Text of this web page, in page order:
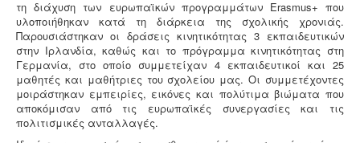
τη διάχυση των ευρωπαϊκών προγραμμάτων Erasmus+ που
υλοποιήθηκαν κατά τη διάρκεια της σχολικής χρονιάς.
Παρουσιάστηκαν οι δράσεις κινητικότητας 3 εκπαιδευτικών
στην Ιρλανδία, καθώς και το πρόγραμμα κινητικότητας στη
Γερμανία, στο οποίο συμμετείχαν 4 εκπαιδευτικοί και 25
μαθητές και μαθήτριες του σχολείου μας. Οι συμμετέχοντες
μοιράστηκαν εμπειρίες, εικόνες και πολύτιμα βιώματα που
αποκόμισαν από τις ευρωπαϊκές συνεργασίες και τις
πολιτισμικές ανταλλαγές.